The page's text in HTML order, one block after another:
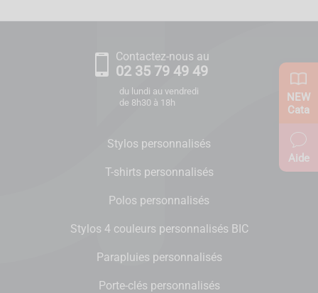
Contactez-nous au
02 35 79 49 49
du lundi au vendredi
de 8h30 à 18h
Stylos personnalisés
T-shirts personnalisés
Polos personnalisés
Stylos 4 couleurs personnalisés BIC
Parapluies personnalisés
Porte-clés personnalisés
NEW
Cata
Aide